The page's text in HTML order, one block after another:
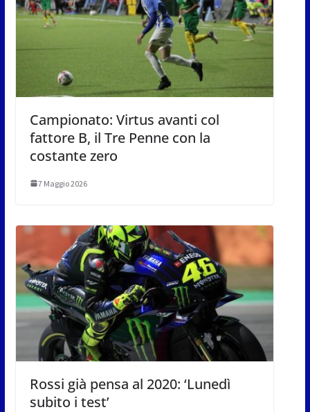
Campionato: Virtus avanti col
fattore B, il Tre Penne con la
costante zero
7 Maggio 2026
Rossi già pensa al 2020: ‘Lunedì
subito i test’